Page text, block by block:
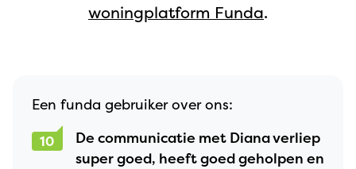
woningplatform Funda.
Een funda gebruiker over ons:
10
De communicatie met Diana verliep
super goed, heeft goed geholpen en